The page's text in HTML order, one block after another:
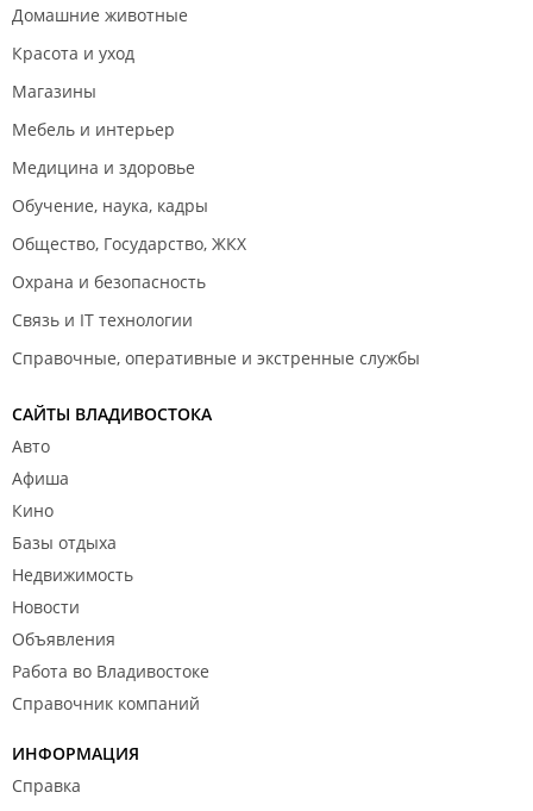
Домашние животные
Красота и уход
Магазины
Мебель и интерьер
Медицина и здоровье
Обучение, наука, кадры
Общество, Государство, ЖКХ
Охрана и безопасность
Связь и IT технологии
Справочные, оперативные и экстренные службы
САЙТЫ ВЛАДИВОСТОКА
Авто
Афиша
Кино
Базы отдыха
Недвижимость
Новости
Объявления
Работа во Владивостоке
Справочник компаний
ИНФОРМАЦИЯ
Справка